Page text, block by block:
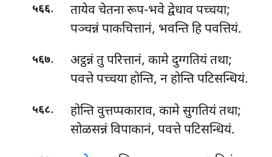
५६६.
तायेव चेतना रूप-भवे द्वेधाव पच्चया;
पञ्चन्नं पाकचित्तानं, भवन्ति हि पवत्तियं.
५६७.
अट्ठन्नं तु परित्तानं, कामे दुग्गतियं तथा;
पवत्ते पच्चया होन्ति, न होन्ति पटिसन्धियं.
५६८.
होन्ति वुत्तप्पकाराव, कामे सुगतियं तथा;
सोळसन्नं विपाकानं, पवत्ते पटिसन्धियं.